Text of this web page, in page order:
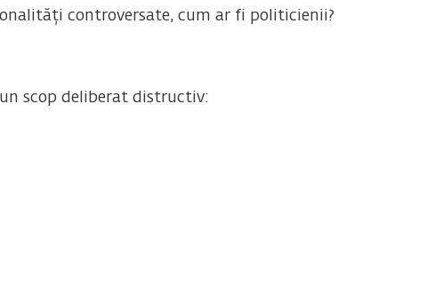
controversate, cum ar fi politicienii?
scop deliberat distructiv: